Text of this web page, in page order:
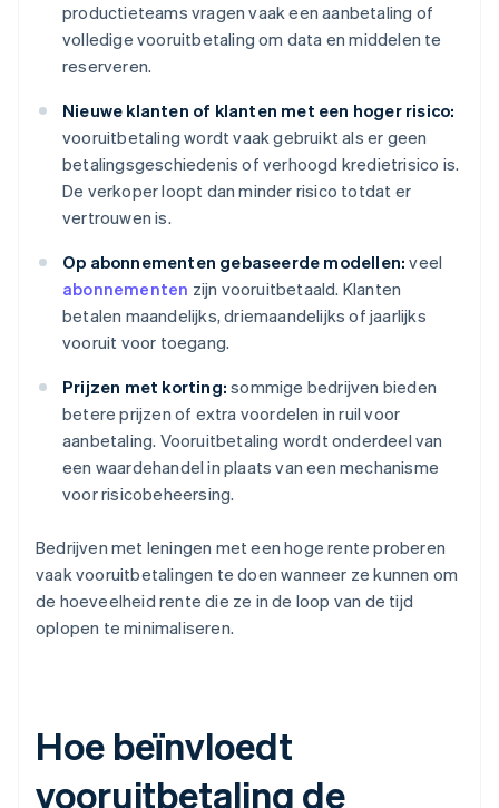
productieteams vragen vaak een aanbetaling of
volledige vooruitbetaling om data en middelen te
reserveren.
Nieuwe klanten of klanten met een hoger risico:
vooruitbetaling wordt vaak gebruikt als er geen
betalingsgeschiedenis of verhoogd kredietrisico is.
De verkoper loopt dan minder risico totdat er
vertrouwen is.
Op abonnementen gebaseerde modellen: veel
abonnementen zijn vooruitbetaald. Klanten
betalen maandelijks, driemaandelijks of jaarlijks
vooruit voor toegang.
Prijzen met korting: sommige bedrijven bieden
betere prijzen of extra voordelen in ruil voor
aanbetaling. Vooruitbetaling wordt onderdeel van
een waardehandel in plaats van een mechanisme
voor risicobeheersing.
Bedrijven met leningen met een hoge rente proberen
vaak vooruitbetalingen te doen wanneer ze kunnen om
de hoeveelheid rente die ze in de loop van de tijd
oplopen te minimaliseren.
Hoe beïnvloedt
vooruitbetaling de